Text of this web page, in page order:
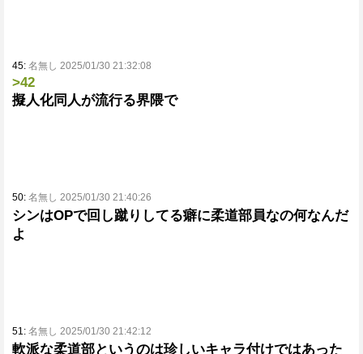
45: 名無し 2025/01/30 21:32:08
>42
擬人化同人が流行る界隈で
50: 名無し 2025/01/30 21:40:26
シンはOPで回し蹴りしてる癖に柔道部員なの何なんだ
よ
51: 名無し 2025/01/30 21:42:12
軟派な柔道部というのは珍しいキャラ付けではあった